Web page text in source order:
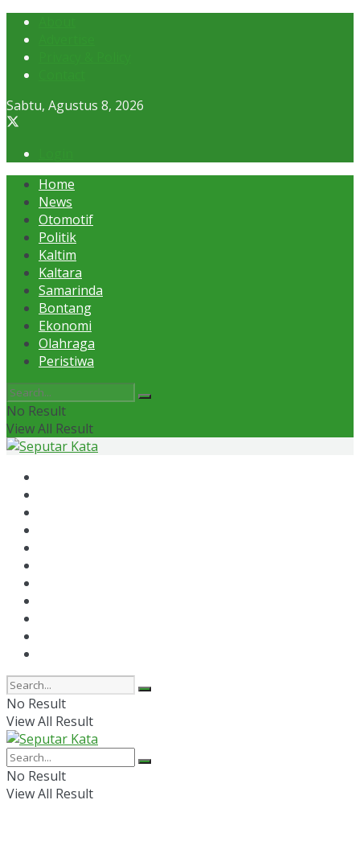
Sabtu, Agustus 8, 2026
Home
News
Otomotif
Politik
Kaltim
Kaltara
Samarinda
Bontang
Ekonomi
Olahraga
Peristiwa
No Result
View All Result
No Result
View All Result
No Result
View All Result